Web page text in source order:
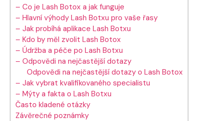
– Co je Lash Botox a jak funguje
– Hlavní výhody Lash Botxu pro vaše řasy
– Jak probíhá aplikace Lash Botxu
– Kdo by měl zvolit Lash Botox
– Údržba a péče po Lash Botxu
– Odpovědi na nejčastější dotazy
Odpovědi na nejčastější dotazy o Lash Botox
– Jak vybrat kvalifikovaného specialistu
– Mýty a fakta o Lash Botxu
Často kladené otázky
Závěrečné poznámky